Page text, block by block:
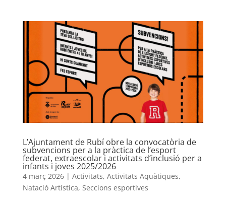
L’Ajuntament de Rubí obre la convocatòria de
subvencions per a la pràctica de l’esport
federat, extraescolar i activitats d’inclusió per a
infants i joves 2025/2026
4 març 2026| Activitats, Activitats Aquàtiques,
Natació Artística, Seccions esportives